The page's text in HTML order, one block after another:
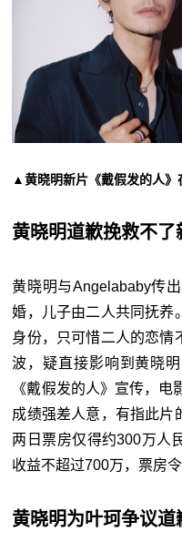
▲黄晓明新片《戴假发的人》
黄晓明道歉挽救不了
黄晓明与Angelababy传
婚，儿子由二人共同抚养
身份，只可惜二人的恋情
波，疑直接影响到黄晓
《戴假发的人》宣传，
成绩强差人意，有指此片
两日票房仅得约300万人
收益不超过700万，票房令
黄晓明为叶珂争议道